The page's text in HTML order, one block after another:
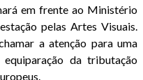
em frente ao Ministério
pelas Artes Visuais.
a atenção para uma
da tributação